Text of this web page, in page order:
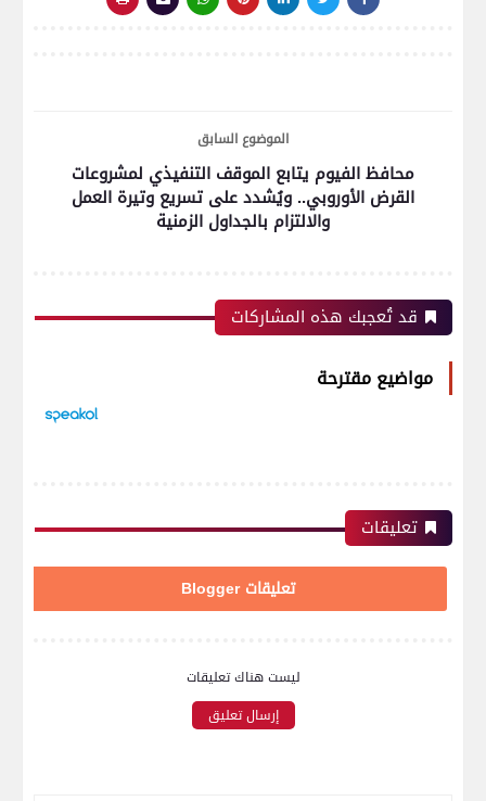
الموضوع السابق
محافظ الفيوم يتابع الموقف التنفيذي لمشروعات
القرض الأوروبي.. ويُشدد على تسريع وتيرة العمل
والالتزام بالجداول الزمنية
قد تُعجبك هذه المشاركات
مواضيع مقترحة
تعليقات
تعليقات Blogger
ليست هناك تعليقات
إرسال تعليق